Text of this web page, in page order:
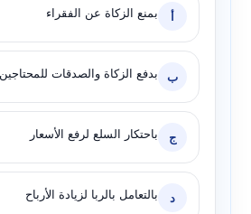
أ بمنع الزكاة عن الفقراء
ب بدفع الزكاة والصدقات للمحتاجين
ج باحتكار السلع لرفع الأسعار
د بالتعامل بالربا لزيادة الأرباح